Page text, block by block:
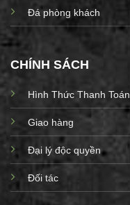
Đá phòng khách
CHÍNH SÁCH
Hình Thức Thanh Toán
Giao hàng
Đại lý độc quyền
Đối tác